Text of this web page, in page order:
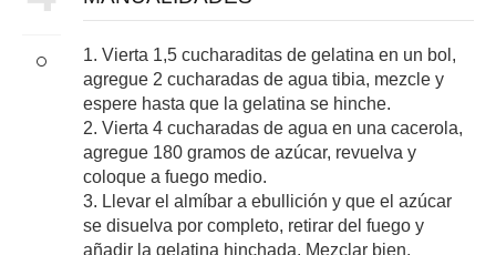
1. Vierta 1,5 cucharaditas de gelatina en un bol,
agregue 2 cucharadas de agua tibia, mezcle y
espere hasta que la gelatina se hinche.
2. Vierta 4 cucharadas de agua en una cacerola,
agregue 180 gramos de azúcar, revuelva y
coloque a fuego medio.
3. Llevar el almíbar a ebullición y que el azúcar
se disuelva por completo, retirar del fuego y
añadir la gelatina hinchada. Mezclar bien.